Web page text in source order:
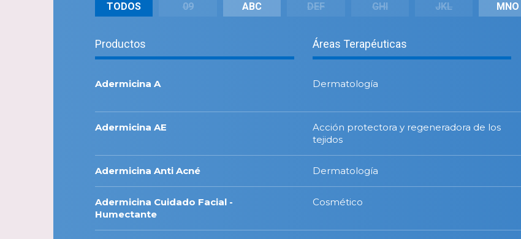
TODOS 09 ABC DEF GHI JKL MNO
Productos Áreas Terapéuticas
Adermicina A Dermatología
Adermicina AE
Acción protectora y regeneradora de los
tejidos
Adermicina Anti Acné Dermatología
Adermicina Cuidado Facial -
Humectante
Cosmético